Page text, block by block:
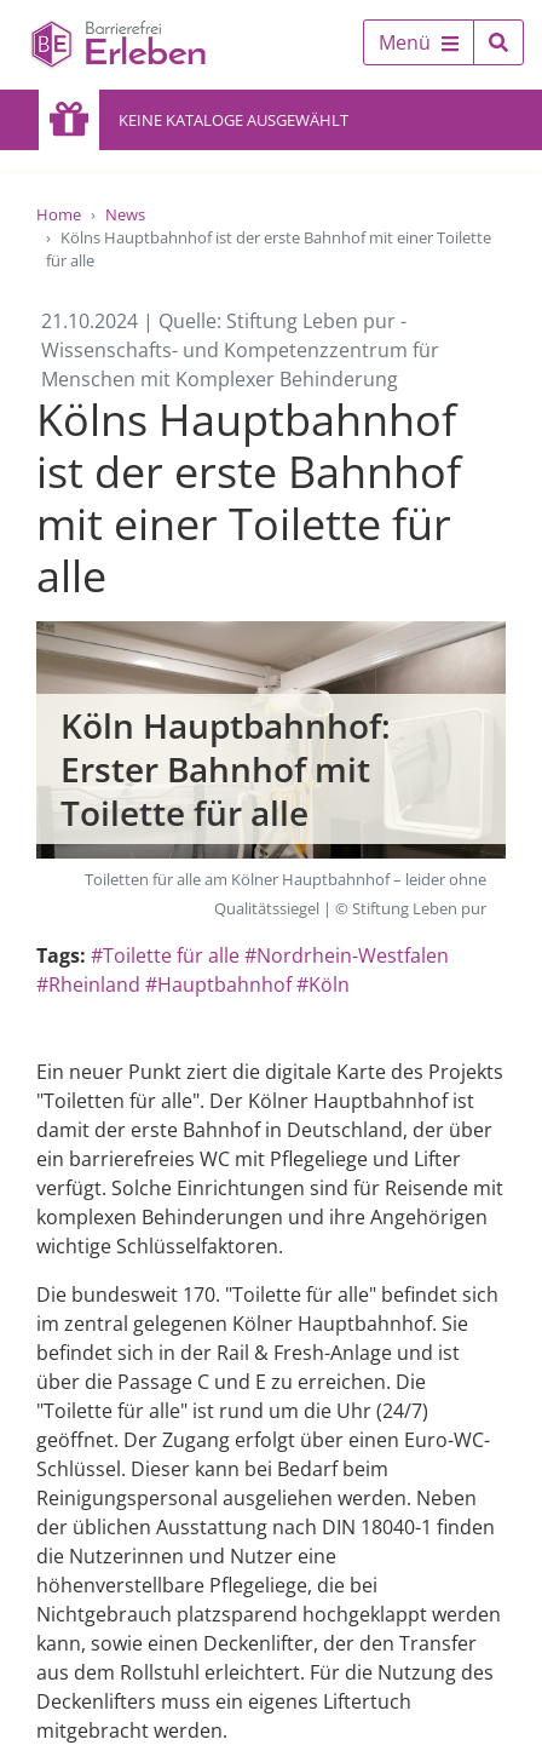
Menü
KEINE KATALOGE AUSGEWÄHLT
Home
News
Kölns Hauptbahnhof ist der erste Bahnhof mit einer Toilette
für alle
21.10.2024 | Quelle: Stiftung Leben pur -
Wissenschafts- und Kompetenzzentrum für
Menschen mit Komplexer Behinderung
Kölns Hauptbahnhof
ist der erste Bahnhof
mit einer Toilette für
alle
Köln Hauptbahnhof:
Erster Bahnhof mit
Toilette für alle
Toiletten für alle am Kölner Hauptbahnhof – leider ohne
Qualitätssiegel | © Stiftung Leben pur
Tags: #Toilette für alle#Nordrhein-Westfalen
#Rheinland #Hauptbahnhof#Köln
Ein neuer Punkt ziert die digitale Karte des Projekts
"Toiletten für alle". Der Kölner Hauptbahnhof ist
damit der erste Bahnhof in Deutschland, der über
ein barrierefreies WC mit Pflegeliege und Lifter
verfügt. Solche Einrichtungen sind für Reisende mit
komplexen Behinderungen und ihre Angehörigen
wichtige Schlüsselfaktoren.
Die bundesweit 170. "Toilette für alle" befindet sich
im zentral gelegenen Kölner Hauptbahnhof. Sie
befindet sich in der Rail & Fresh-Anlage und ist
über die Passage C und E zu erreichen. Die
"Toilette für alle" ist rund um die Uhr (24/7)
geöffnet. Der Zugang erfolgt über einen Euro-WC-
Schlüssel. Dieser kann bei Bedarf beim
Reinigungspersonal ausgeliehen werden. Neben
der üblichen Ausstattung nach DIN 18040-1 finden
die Nutzerinnen und Nutzer eine
höhenverstellbare Pflegeliege, die bei
Nichtgebrauch platzsparend hochgeklappt werden
kann, sowie einen Deckenlifter, der den Transfer
aus dem Rollstuhl erleichtert. Für die Nutzung des
Deckenlifters muss ein eigenes Liftertuch
mitgebracht werden.